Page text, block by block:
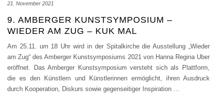
21. November 2021
9. AMBERGER KUNSTSYMPOSIUM –
WIEDER AM ZUG – KUK MAL
Am 25.11. um 18 Uhr wird in der Spitalkirche die Ausstellung „Wieder
am Zug“ des Amberger Kunstsymposiums 2021 von Hanna Regina Uber
eröffnet. Das Amberger Kunstsymposium versteht sich als Plattform,
die es den Künstlern und Künstlerinnen ermöglicht, ihren Ausdruck
durch Kooperation, Diskurs sowie gegenseitiger Inspiration …